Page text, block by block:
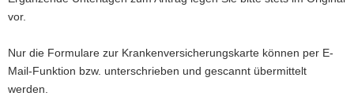
vor.
Nur die Formulare zur Krankenversicherungskarte können per E-
Mail-Funktion bzw. unterschrieben und gescannt übermittelt
werden.